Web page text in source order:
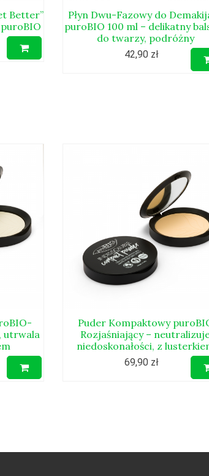
Better”
Płyn Dwu-Fazowy do
puroBIO 100 ml – delikatny
do twarzy, podróżny
42,90 zł
utrwala
Puder Kompaktowy
Rozjaśniający –
niedoskonałości, z
69,90 zł